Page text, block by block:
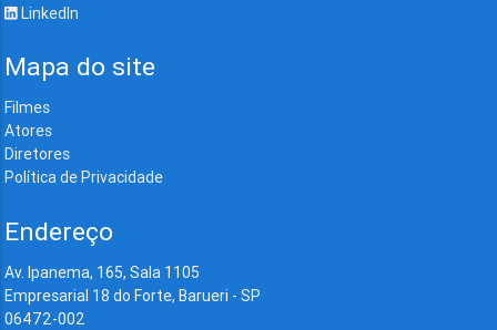
LinkedIn
Mapa do site
Filmes
Atores
Diretores
Política de Privacidade
Endereço
Av. Ipanema, 165, Sala 1105
Empresarial 18 do Forte, Barueri - SP
06472-002